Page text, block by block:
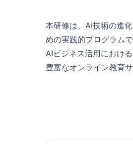
本研修は、AI技術の進
めの実践的プログラムで
AIビジネス活用におけ
豊富なオンライン教育